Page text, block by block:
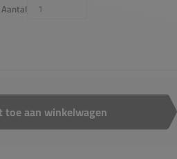
Aantal
toe aan winkelwagen